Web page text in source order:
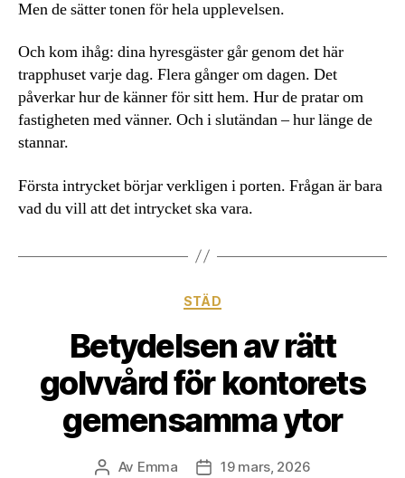
Men de sätter tonen för hela upplevelsen.
Och kom ihåg: dina hyresgäster går genom det här
trapphuset varje dag. Flera gånger om dagen. Det
påverkar hur de känner för sitt hem. Hur de pratar om
fastigheten med vänner. Och i slutändan – hur länge de
stannar.
Första intrycket börjar verkligen i porten. Frågan är bara
vad du vill att det intrycket ska vara.
Kategorier
STÄD
Betydelsen av rätt
golvvård för kontorets
gemensamma ytor
Inläggsförfattare
Av Emma Inläggsdatum
19 mars, 2026